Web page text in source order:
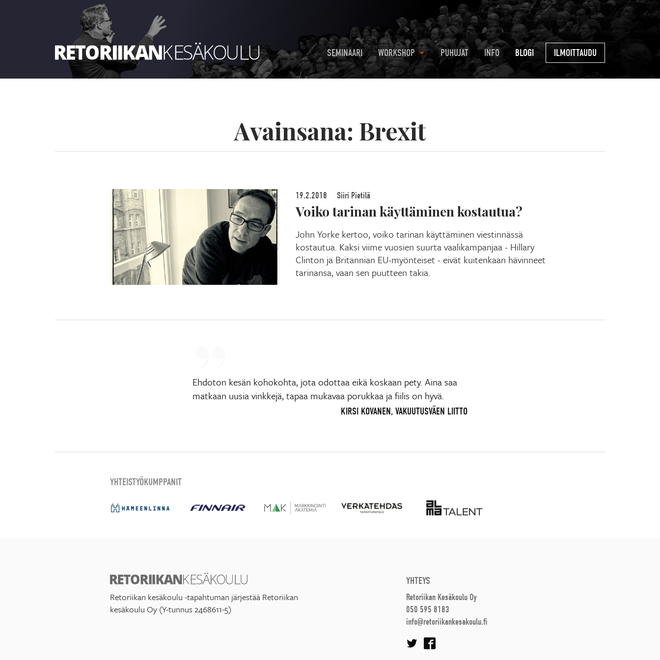
SEMINAARI WORKSHOP PUHUJAT INFO BLOGI ILMOITTAUDU
Avainsana: Brexit
19.2.2018 Siiri Pietilä
Voiko tarinan käyttäminen kostautua?
John Yorke kertoo, voiko tarinan käyttäminen viestinnässä
kostautua. Kaksi viime vuosien suurta vaalikampanjaa - Hillary
Clinton ja Britannian EU-myönteiset - eivät kuitenkaan hävinneet
tarinansa, vaan sen puutteen takia.
Ehdoton kesän kohokohta, jota odottaa eikä koskaan pety. Aina saa
matkaan uusia vinkkejä, tapaa mukavaa porukkaa ja fiilis on hyvä.
KIRSI KOVANEN, VAKUUTUSVÄEN LIITTO
YHTEISTYÖKUMPPANIT
Retoriikan kesäkoulu -tapahtuman järjestää Retoriikan
kesäkoulu Oy (Y-tunnus 2468611-5)
YHTEYS
Retoriikan Kesäkoulu Oy
050 595 8183
info@retoriikankesakoulu.fi